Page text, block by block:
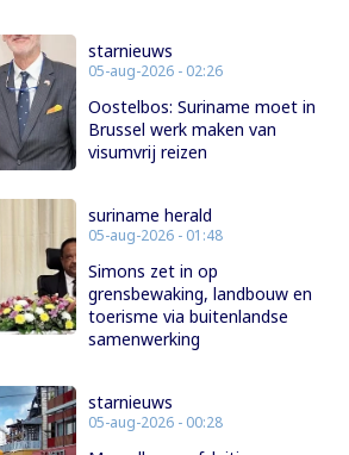
starnieuws
05-aug-2026 - 02:26
Oostelbos: Suriname moet in
Brussel werk maken van
visumvrij reizen
suriname herald
05-aug-2026 - 01:48
Simons zet in op
grensbewaking, landbouw en
toerisme via buitenlandse
samenwerking
starnieuws
05-aug-2026 - 00:28